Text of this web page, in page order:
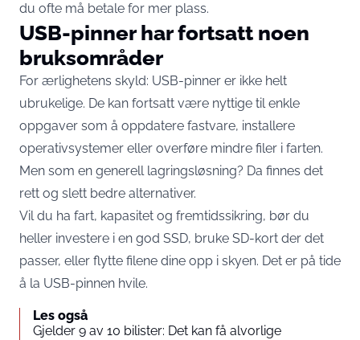
du ofte må betale for mer plass.
USB-pinner har fortsatt noen
bruksområder
For ærlighetens skyld: USB-pinner er ikke helt
ubrukelige. De kan fortsatt være nyttige til enkle
oppgaver som å oppdatere fastvare, installere
operativsystemer eller overføre mindre filer i farten.
Men som en generell lagringsløsning? Da finnes det
rett og slett bedre alternativer.
Vil du ha fart, kapasitet og fremtidssikring, bør du
heller investere i en god SSD, bruke SD-kort der det
passer, eller flytte filene dine opp i skyen. Det er på tide
å la USB-pinnen hvile.
Les også
Gjelder 9 av 10 bilister: Det kan få alvorlige